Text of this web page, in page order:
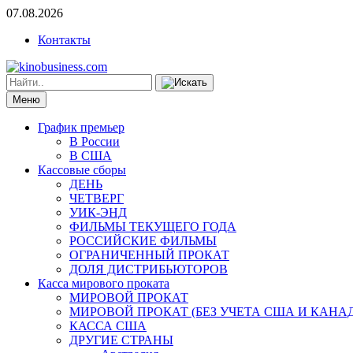
07.08.2026
Контакты
Меню
График премьер
В России
В США
Кассовые сборы
ДЕНЬ
ЧЕТВЕРГ
УИК-ЭНД
ФИЛЬМЫ ТЕКУЩЕГО ГОДА
РОССИЙСКИЕ ФИЛЬМЫ
ОГРАНИЧЕННЫЙ ПРОКАТ
ДОЛЯ ДИСТРИБЬЮТОРОВ
Касса мирового проката
МИРОВОЙ ПРОКАТ
МИРОВОЙ ПРОКАТ (БЕЗ УЧЕТА США И
КАССА США
ДРУГИЕ СТРАНЫ